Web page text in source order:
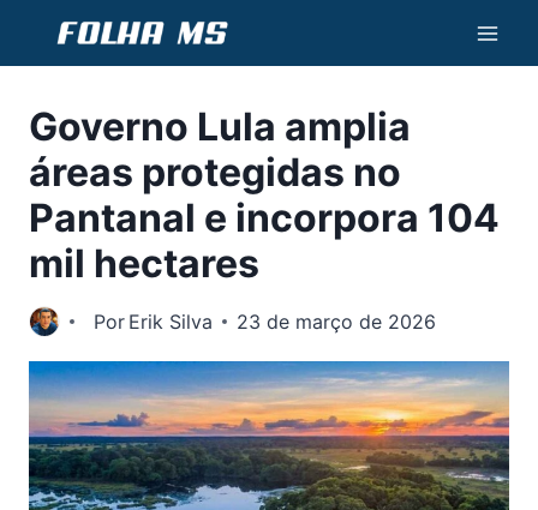
Conteúdo
Governo Lula amplia
áreas protegidas no
Pantanal e incorpora 104
mil hectares
Por Erik Silva 23 de março de 2026